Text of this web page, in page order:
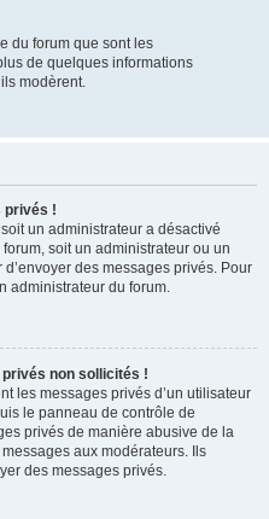
du forum que sont les
de quelques informations
modèrent.
privés !
un administrateur a désactivé
soit un administrateur ou un
des messages privés. Pour
administrateur du forum.
non sollicités !
les messages privés d’un utilisateur
le panneau de contrôle de
privés de manière abusive de la
aux modérateurs. Ils
des messages privés.